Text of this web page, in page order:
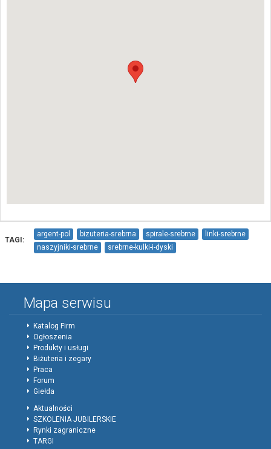
TAGI:
argent-pol bizuteria-srebrna spirale-srebrne
linki-srebrne
naszyjniki-srebrne
srebrne-kulki-i-dyski
Mapa serwisu
Katalog Firm
Ogłoszenia
Produkty i usługi
Biżuteria i zegary
Praca
Forum
Giełda
Aktualności
SZKOLENIA JUBILERSKIE
Rynki zagraniczne
TARGI